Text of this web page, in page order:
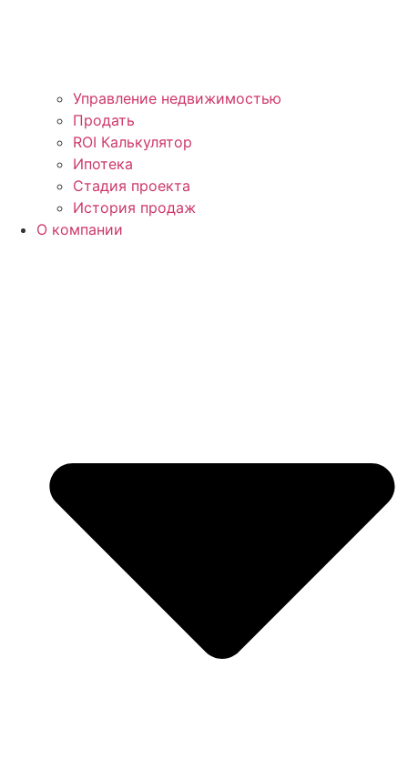
Управление недвижимостью
Продать
ROI Калькулятор
Ипотека
Стадия проекта
История продаж
О компании